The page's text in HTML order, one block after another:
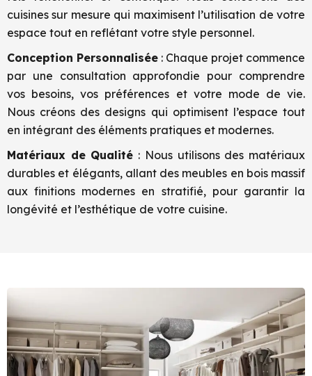
cuisines sur mesure qui maximisent l’utilisation de votre
espace tout en reflétant votre style personnel.
Conception Personnalisée : Chaque projet commence
par une consultation approfondie pour comprendre
vos besoins, vos préférences et votre mode de vie.
Nous créons des designs qui optimisent l’espace tout
en intégrant des éléments pratiques et modernes.
Matériaux de Qualité : Nous utilisons des matériaux
durables et élégants, allant des meubles en bois massif
aux finitions modernes en stratifié, pour garantir la
longévité et l’esthétique de votre cuisine.